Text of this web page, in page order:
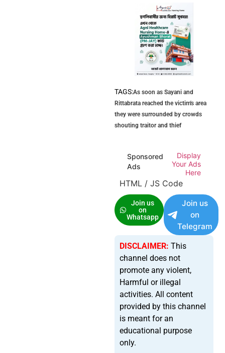
TAGS:As soon as Sayani and
Rittabrata reached the victim's area
they were surrounded by crowds
shouting traitor and thief
Sponsored
Ads
Display
Your Ads
Here
HTML / JS Code
Join us
on
Whatsapp
Join us
on
Telegram
DISCLAIMER: This
channel does not
promote any violent,
Harmful or illegal
activities. All content
provided by this channel
is meant for an
educational purpose
only.